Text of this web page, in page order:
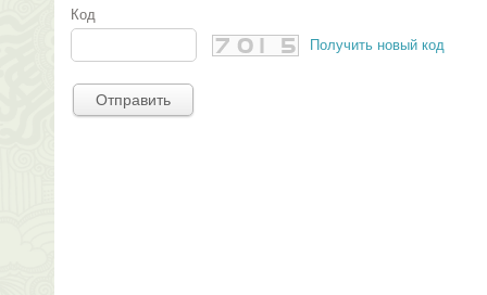
Код
Получить новый код
Отправить